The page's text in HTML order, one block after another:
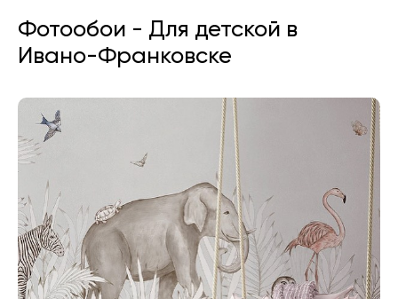
Фотообои - Для детской в
Ивано-Франковске